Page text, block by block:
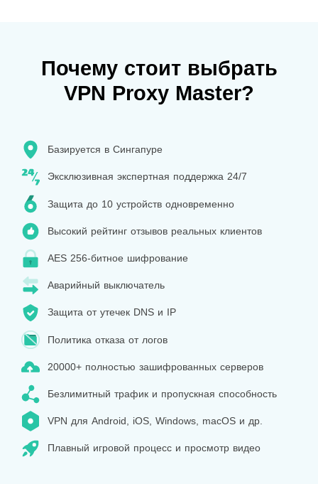
Почему стоит выбрать
VPN Proxy Master?
Базируется в Сингапуре
Эксклюзивная экспертная поддержка 24/7
Защита до 10 устройств одновременно
Высокий рейтинг отзывов реальных клиентов
AES 256-битное шифрование
Аварийный выключатель
Защита от утечек DNS и IP
Политика отказа от логов
20000+ полностью зашифрованных серверов
Безлимитный трафик и пропускная способность
VPN для Android, iOS, Windows, macOS и др.
Плавный игровой процесс и просмотр видео